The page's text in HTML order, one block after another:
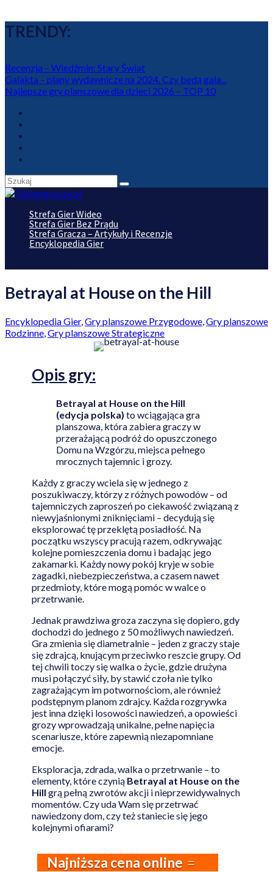
TRENDY:
Recenzja – Wiedźmin: Stary Świat
Galakta – plany wydawnicze na 2024. Czy będą gala...
Najlepsze gry planszowe dla dzieci 2026 – TOP 10
Strefa Gier Wideo
Strefa Gier Bez Prądu
Strefa Gracza – Artykuły i Recenzje
Encyklopedia Gier
Betrayal at House on the Hill
Encyklopedia Gier,Gry planszowe Przygodowe,Gry planszowe
Rodzinne,Gry planszowe Strategiczne
Opis gry:
Betrayal at House on the Hill
(edycja polska) to wciągająca gra
planszowa, która zabiera graczy w
przerażającą podróż do opuszczonego
Domu na Wzgórzu, miejsca pełnego
mrocznych tajemnic i grozy.
Każdy z graczy wciela się w jednego z
poszukiwaczy, którzy z różnych powodów – od
tajemniczych zaproszeń po ciekawość związaną z
niewyjaśnionymi zniknięciami – decydują się
eksplorować tę przeklętą posiadłość. Na
początku wszyscy pracują razem, odkrywając
kolejne pomieszczenia domu i badając jego
zakamarki. Każdy nowy pokój kryje w sobie
zagadki, niebezpieczeństwa, a czasem nawet
przedmioty, które mogą pomóc w walce o
przetrwanie.
Jednak prawdziwa groza zaczyna się dopiero, gdy
dochodzi do jednego z 50 możliwych nawiedzeń.
Gra zmienia się diametralnie – jeden z graczy staje
się zdrajcą, knującym przeciwko reszcie grupy. Od
tej chwili toczy się walka o życie, gdzie drużyna
musi połączyć siły, by stawić czoła nie tylko
zagrażającym im potwornościom, ale również
podstępnym planom zdrajcy. Każda rozgrywka
jest inna dzięki losowości nawiedzeń, a opowieści
grozy wprowadzają unikalne, pełne napięcia
scenariusze, które zapewnią niezapomniane
emocje.
Eksploracja, zdrada, walka o przetrwanie – to
elementy, które czynią Betrayal at House on the
Hill grą pełną zwrotów akcji i nieprzewidywalnych
momentów. Czy uda Wam się przetrwać
nawiedzony dom, czy też staniecie się jego
kolejnymi ofiarami?
Najniższa cena online